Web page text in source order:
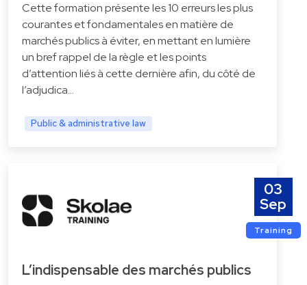
Cette formation présente les 10 erreurs les plus
courantes et fondamentales en matière de
marchés publics à éviter, en mettant en lumière
un bref rappel de la règle et les points
d’attention liés à cette dernière afin, du côté de
l’adjudica…
Public & administrative law
03
Sep
Training
L’indispensable des marchés publics